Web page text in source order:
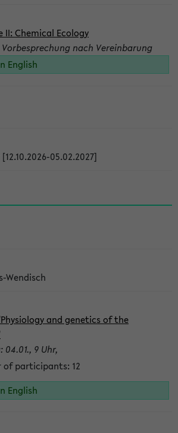
II: Chemical Ecology
nach Vereinbarung
English
05.02.2027]
Wendisch
and genetics of the
9 Uhr,
participants: 12
English